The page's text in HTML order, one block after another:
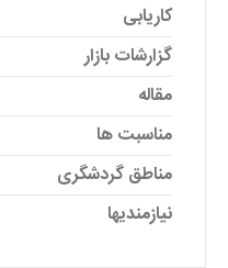
کاریابی
گزارشات بازار
مقاله
مناسبت ها
مناطق گردشگری
نیازمندیها